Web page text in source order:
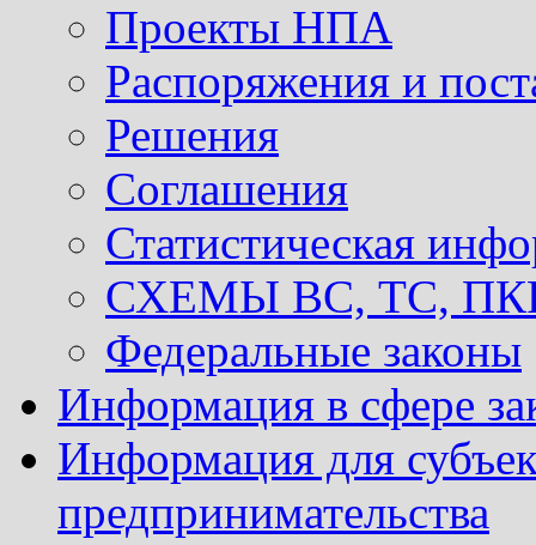
Проекты НПА
Распоряжения и
Решения
Соглашения
Статистическая
СХЕМЫ ВС, ТС, ПКР
Федеральные законы
Информация в сфере
Информация для
предпринимательства